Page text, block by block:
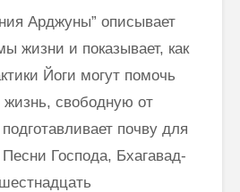
Арджуны” описывает
жизни и показывает, как
Йоги могут помочь
жизнь, свободную от
почву для
Господа, Бхагавад-
о
Веде